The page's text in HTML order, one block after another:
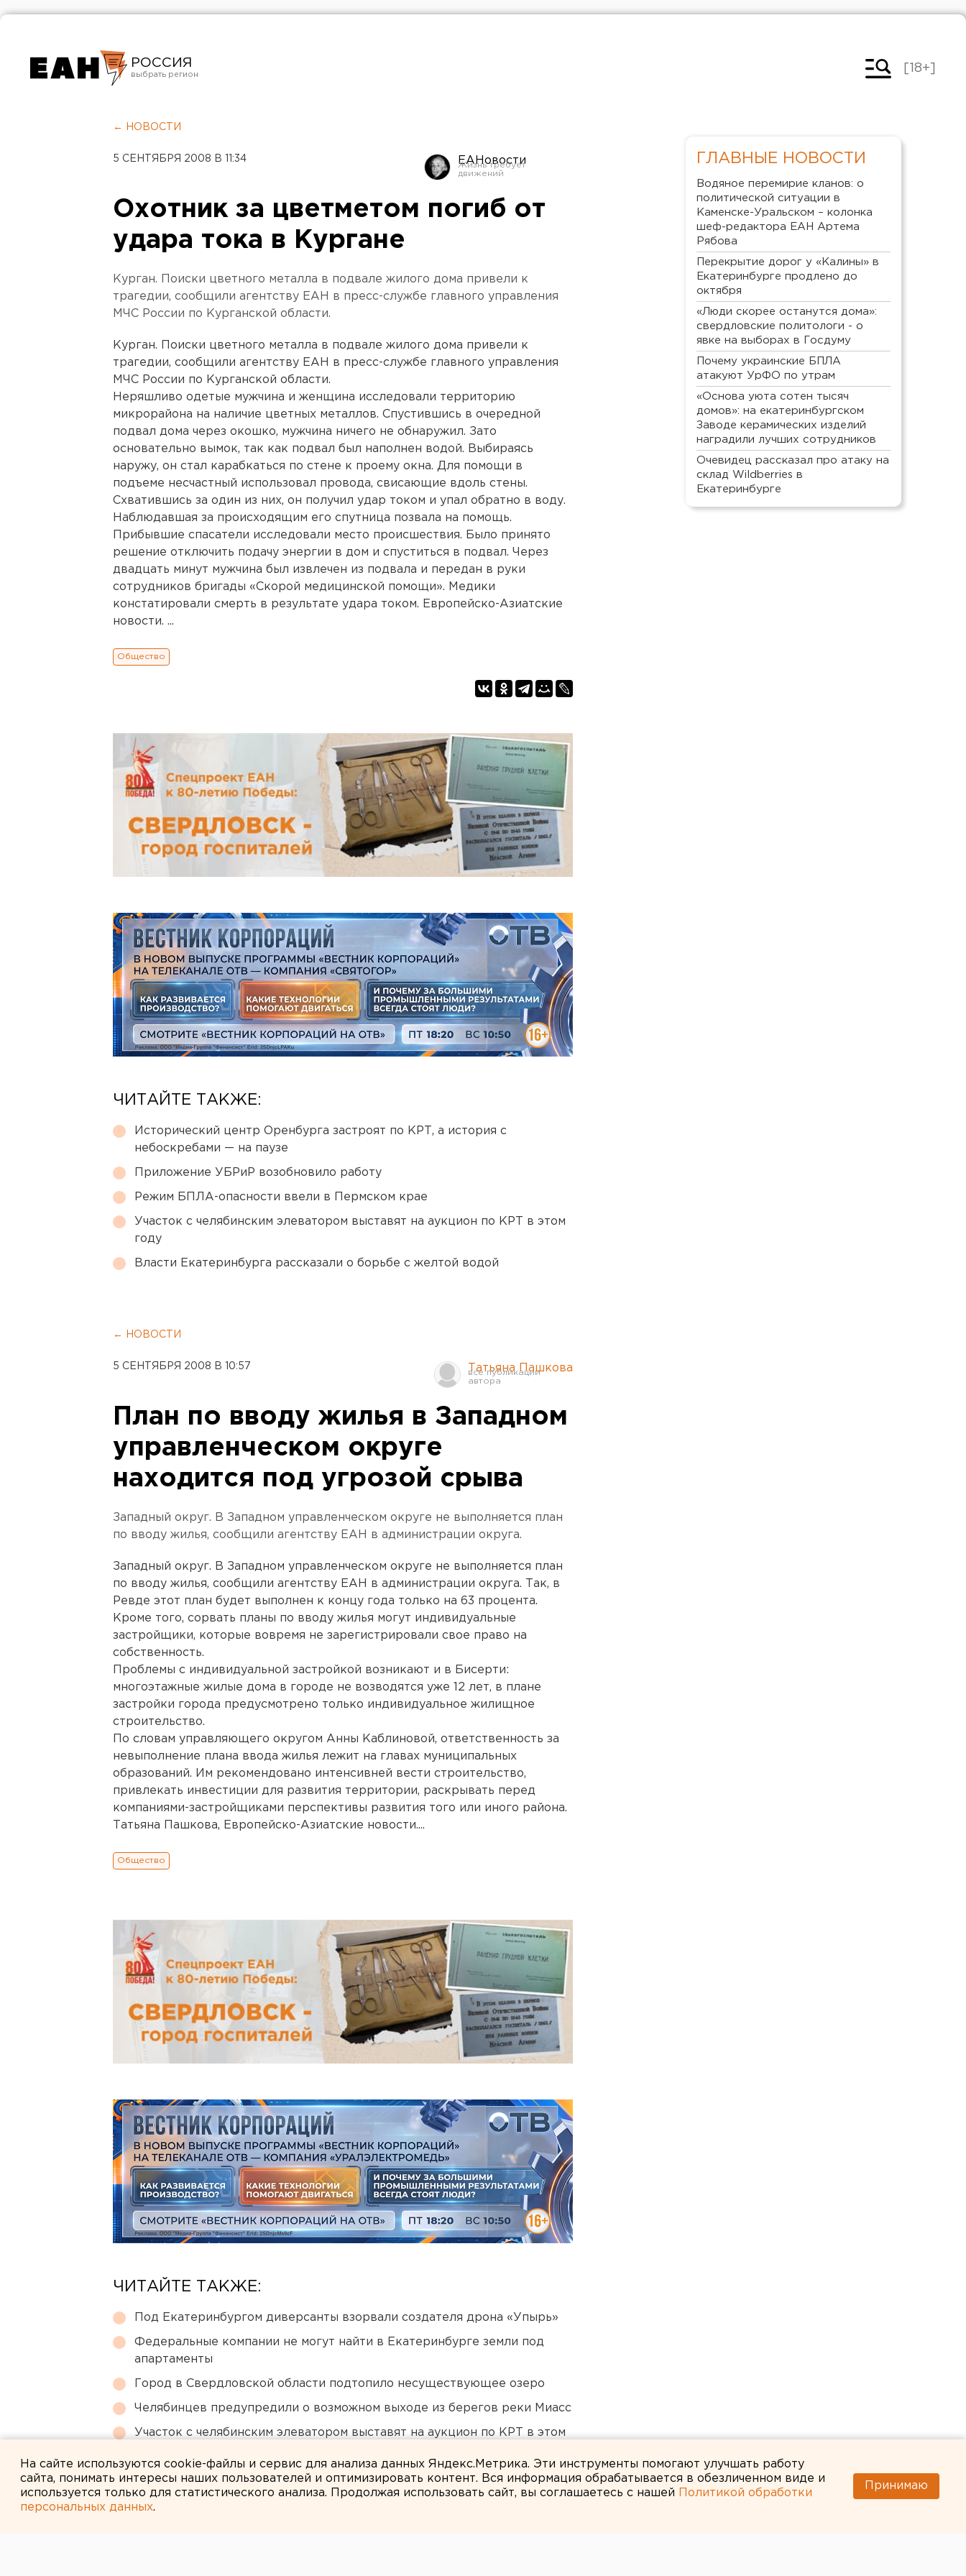
РОССИЯ
Челябинск
[18+]
← НОВОСТИ
5 СЕНТЯБРЯ 2008 В 11:34 ЕАНовости
Охотник за цветметом погиб от
удара тока в Кургане
Курган. Поиски цветного металла в подвале жилого дома привели к
трагедии, сообщили агентству ЕАН в пресс-службе главного управления
МЧС России по Курганской области.
Курган. Поиски цветного металла в подвале жилого дома привели к
трагедии, сообщили агентству ЕАН в пресс-службе главного управления
МЧС России по Курганской области.
Неряшливо одетые мужчина и женщина исследовали территорию
микрорайона на наличие цветных металлов. Спустившись в очередной
подвал дома через окошко, мужчина ничего не обнаружил. Зато
основательно вымок, так как подвал был наполнен водой. Выбираясь
наружу, он стал карабкаться по стене к проему окна. Для помощи в
подъеме несчастный использовал провода, свисающие вдоль стены.
Схватившись за один из них, он получил удар током и упал обратно в воду.
Наблюдавшая за происходящим его спутница позвала на помощь.
Прибывшие спасатели исследовали место происшествия. Было принято
решение отключить подачу энергии в дом и спуститься в подвал. Через
двадцать минут мужчина был извлечен из подвала и передан в руки
сотрудников бригады «Скорой медицинской помощи». Медики
констатировали смерть в результате удара током. Европейско-Азиатские
новости. ...
Общество
ЧИТАЙТЕ ТАКЖЕ:
Исторический центр Оренбурга застроят по КРТ, а история с
небоскребами — на паузе
Приложение УБРиР возобновило работу
Режим БПЛА-опасности ввели в Пермском крае
Участок с челябинским элеватором выставят на аукцион по КРТ в этом
году
Власти Екатеринбурга рассказали о борьбе с желтой водой
← НОВОСТИ
5 СЕНТЯБРЯ 2008 В 10:57 Татьяна Пашкова
План по вводу жилья в Западном
управленческом округе
находится под угрозой срыва
Западный округ. В Западном управленческом округе не выполняется план
по вводу жилья, сообщили агентству ЕАН в администрации округа.
Западный округ. В Западном управленческом округе не выполняется план
по вводу жилья, сообщили агентству ЕАН в администрации округа. Так, в
Ревде этот план будет выполнен к концу года только на 63 процента.
Кроме того, сорвать планы по вводу жилья могут индивидуальные
застройщики, которые вовремя не зарегистрировали свое право на
собственность.
Проблемы с индивидуальной застройкой возникают и в Бисерти:
многоэтажные жилые дома в городе не возводятся уже 12 лет, в плане
застройки города предусмотрено только индивидуальное жилищное
строительство.
По словам управляющего округом Анны Каблиновой, ответственность за
невыполнение плана ввода жилья лежит на главах муниципальных
образований. Им рекомендовано интенсивней вести строительство,
привлекать инвестиции для развития территории, раскрывать перед
компаниями-застройщиками перспективы развития того или иного района.
Татьяна Пашкова, Европейско-Азиатские новости....
Общество
ЧИТАЙТЕ ТАКЖЕ:
Под Екатеринбургом диверсанты взорвали создателя дрона «Упырь»
Федеральные компании не могут найти в Екатеринбурге земли под
апартаменты
Город в Свердловской области подтопило несуществующее озеро
Челябинцев предупредили о возможном выходе из берегов реки Миасс
Участок с челябинским элеватором выставят на аукцион по КРТ в этом
ГЛАВНЫЕ НОВОСТИ
Водяное перемирие кланов: о
политической ситуации в
Каменске-Уральском – колонка
шеф-редактора ЕАН Артема
Рябова
Перекрытие дорог у «Калины» в
Екатеринбурге продлено до
октября
«Люди скорее останутся дома»:
свердловские политологи - о
явке на выборах в Госдуму
Почему украинские БПЛА
атакуют УрФО по утрам
«Основа уюта сотен тысяч
домов»: на екатеринбургском
Заводе керамических изделий
наградили лучших сотрудников
Очевидец рассказал про атаку на
склад Wildberries в
Екатеринбурге
На сайте используются cookie-файлы и сервис для анализа данных Яндекс.Метрика. Эти инструменты помогают улучшать работу
сайта, понимать интересы наших пользователей и оптимизировать контент. Вся информация обрабатывается в обезличенном виде и
используется только для статистического анализа. Продолжая использовать сайт, вы соглашаетесь с нашей
Политикой обработки
персональных данных.
Принимаю